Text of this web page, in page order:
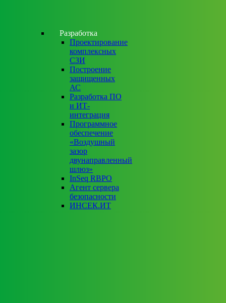
Разработка
Проектирование
комплексных
СЗИ
Построение
защищенных
АС
Разработка ПО
и ИТ-
интеграция
Программное
обеспечение
«Воздушный
зазор
двунаправленный
шлюз»
InSeq RBPO
Агент сервера
безопасности
ИНСЕК.ИТ